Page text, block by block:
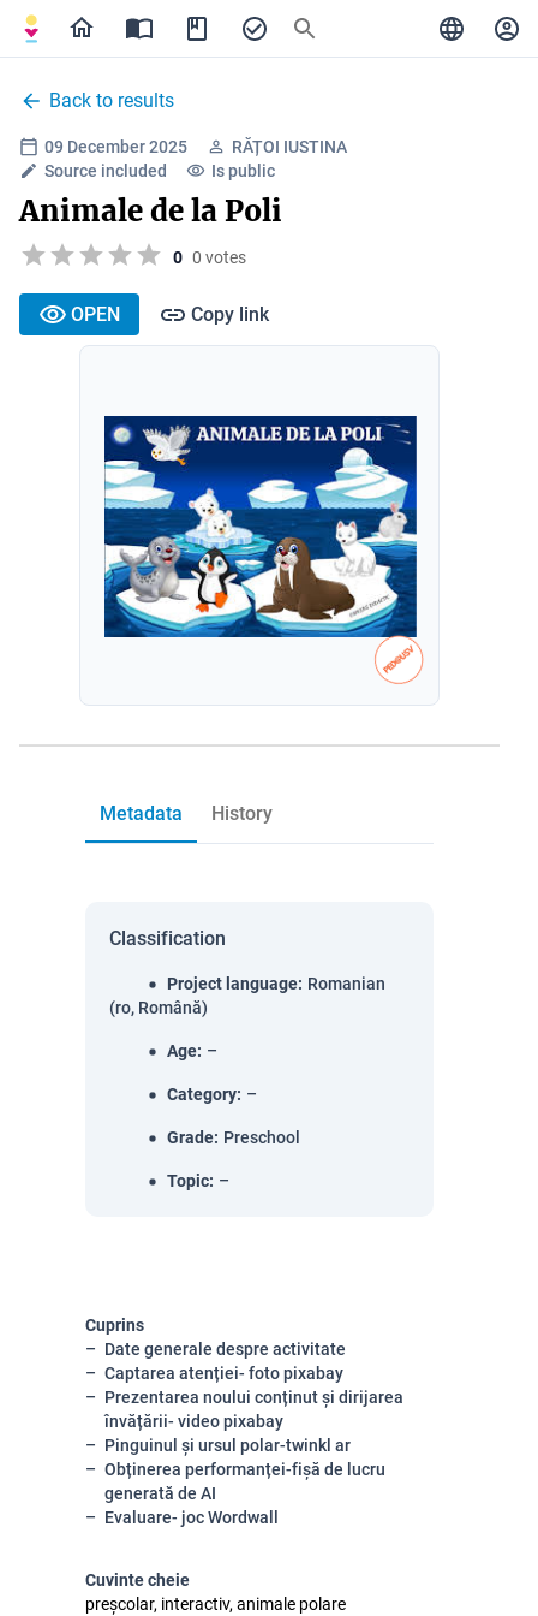
Back to results
09 December 2025
RĂȚOI IUSTINA
Source included
Is public
Animale de la Poli
0 0 votes
OPEN Copy link
Metadata History
Classification
Project language: Romanian
(ro, Română)
Age: –
Category: –
Grade: Preschool
Topic: –
Cuprins
Date generale despre activitate
Captarea atenției- foto pixabay
Prezentarea noului conținut și dirijarea
învățării- video pixabay
Pinguinul și ursul polar-twinkl ar
Obținerea performanței-fișă de lucru
generată de AI
Evaluare- joc Wordwall
Cuvinte cheie
preșcolar, interactiv, animale polare